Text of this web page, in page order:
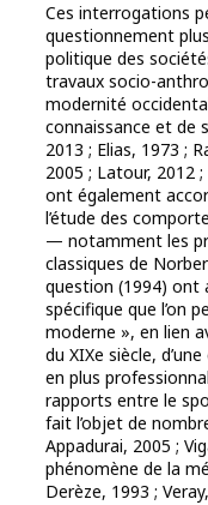
Ces interrogations
questionnement
politique des
travaux socio-
modernité
connaissance et de
2013 ; Elias, 1973 ;
2005 ; Latour, 2012
ont également
l’étude des
— notamment les
classiques de
question (1994) ont
spécifique que l’on
moderne », en lien
du XIXe siècle,
en plus
rapports entre le
fait l’objet de
Appadurai, 2005 ;
phénomène de la
Derèze, 1993 ;